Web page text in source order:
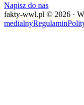
Napisz do nas
fakty-wwl.pl © 2026 ·
medialnyRegulamin